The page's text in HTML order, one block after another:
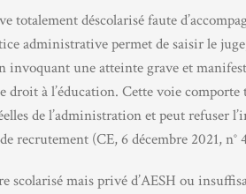
totalement déscolarisé faute
administrative permet de saisir le
invoquant une atteinte grave et
droit à l’éducation. Cette voie
de l’administration et peut refuser
recrutement (CE, 6 décembre 2021, n°
scolarisé mais privé d’AESH ou